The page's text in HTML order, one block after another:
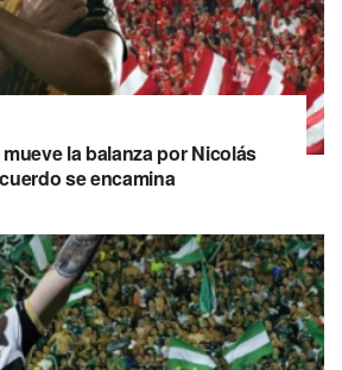
la balanza por Nicolás
se encamina